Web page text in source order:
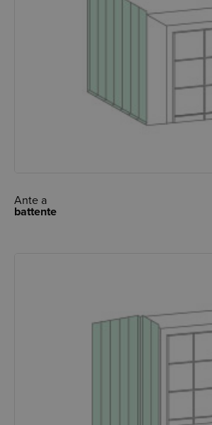
Ante a
battente